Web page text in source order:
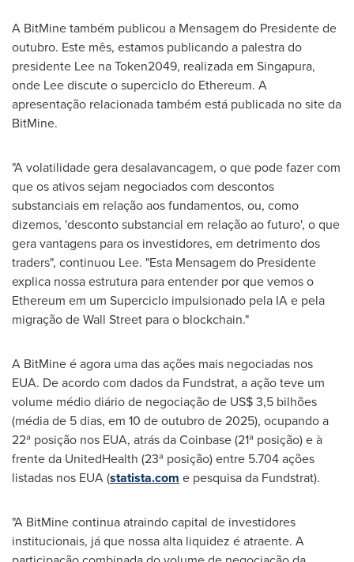
A BitMine também publicou a Mensagem do Presidente de
outubro. Este mês, estamos publicando a palestra do
presidente Lee na Token2049, realizada em Singapura,
onde Lee discute o superciclo do Ethereum. A
apresentação relacionada também está publicada no site da
BitMine.
"A volatilidade gera desalavancagem, o que pode fazer com
que os ativos sejam negociados com descontos
substanciais em relação aos fundamentos, ou, como
dizemos, 'desconto substancial em relação ao futuro', o que
gera vantagens para os investidores, em detrimento dos
traders", continuou Lee. "Esta Mensagem do Presidente
explica nossa estrutura para entender por que vemos o
Ethereum em um Superciclo impulsionado pela IA e pela
migração de Wall Street para o blockchain."
A BitMine é agora uma das ações mais negociadas nos
EUA. De acordo com dados da Fundstrat, a ação teve um
volume médio diário de negociação de US$ 3,5 bilhões
(média de 5 dias, em 10 de outubro de 2025), ocupando a
22ª posição nos EUA, atrás da Coinbase (21ª posição) e à
frente da UnitedHealth (23ª posição) entre 5.704 ações
listadas nos EUA (statista.com e pesquisa da Fundstrat).
"A BitMine continua atraindo capital de investidores
institucionais, já que nossa alta liquidez é atraente. A